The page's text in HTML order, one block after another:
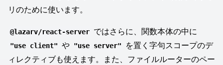
リのために使います。
@lazarv/react-server ではさらに、関数本体の中に
"use client" や "use server"
を置く字句スコープのデ
ィレクティブも使えます。また、ファイルルーターのペー